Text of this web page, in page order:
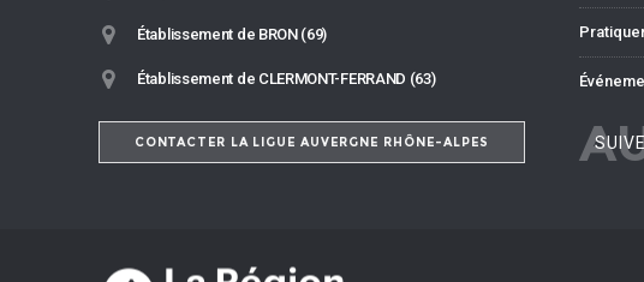
Établissement de BRON (69)
Établissement de CLERMONT-FERRAND (63)
CONTACTER LA LIGUE AUVERGNE RHÔNE-ALPES